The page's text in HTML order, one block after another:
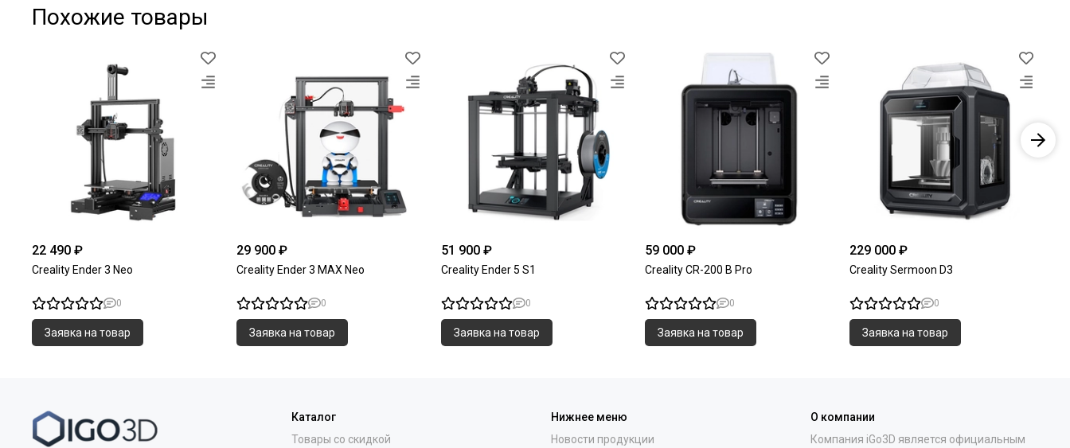
Похожие товары
22 490 ₽
Creality Ender 3 Neo
0
Заявка на товар
29 900 ₽
Creality Ender 3 MAX Neo
0
Заявка на товар
51 900 ₽
Creality Ender 5 S1
0
Заявка на товар
59 000 ₽
Creality CR-200 B Pro
0
Заявка на товар
229 000 ₽
Creality Sermoon D3
0
Заявка на товар
Каталог
Товары со скидкой
Нижнее меню
Новости продукции
О компании
Компания iGo3D является официальным